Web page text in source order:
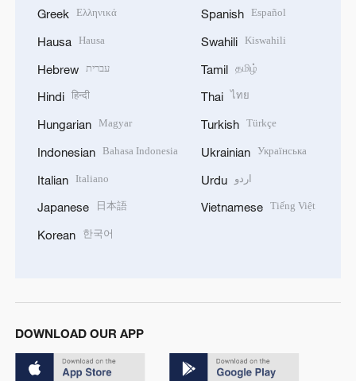
Greek Ελληνικά
Hausa Hausa
Hebrew עברית
Hindi हिन्दी
Hungarian Magyar
Indonesian Bahasa Indonesia
Italian Italiano
Japanese 日本語
Korean 한국어
Spanish Español
Swahili Kiswahili
Tamil தமிழ்
Thai ไทย
Turkish Türkçe
Ukrainian Українська
Urdu اردو
Vietnamese Tiếng Việt
DOWNLOAD OUR APP